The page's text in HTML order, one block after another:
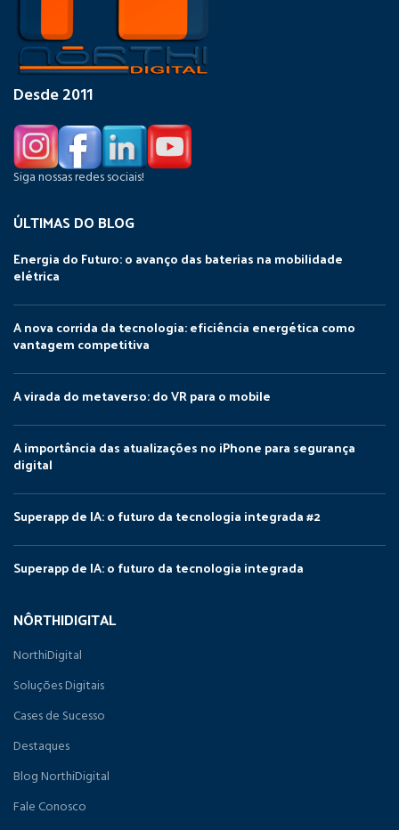
Desde 2011
Siga nossas redes sociais!
ÚLTIMAS DO BLOG
Energia do Futuro: o avanço das baterias na mobilidade
elétrica
A nova corrida da tecnologia: eficiência energética como
vantagem competitiva
A virada do metaverso: do VR para o mobile
A importância das atualizações no iPhone para segurança
digital
Superapp de IA: o futuro da tecnologia integrada #2
Superapp de IA: o futuro da tecnologia integrada
NÔRTHIDIGITAL
NorthiDigital
Soluções Digitais
Cases de Sucesso
Destaques
Blog NorthiDigital
Fale Conosco